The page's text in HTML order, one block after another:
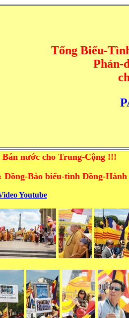
Tổng Biểu-Tì
Phản-
nước cho Trung-Cộng !!!
Bào biểu-tình Đồng-
Youtube